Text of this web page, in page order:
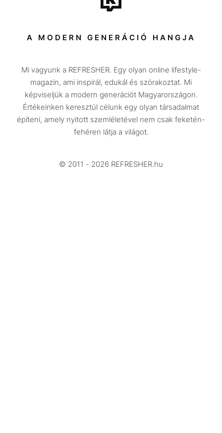
Sport
Társadalom
Utazás
Életmód
Design
Beszélgetések
Videó
A MODERN GENERÁCIÓ HANGJA
Mi vagyunk a REFRESHER. Egy olyan online lifestyle-
magazin, ami inspirál, edukál és szórakoztat. Mi
képviseljük a modern generációt Magyarországon.
Értékeinken keresztül célunk egy olyan társadalmat
építeni, amely nyitott szemléletével nem csak feketén-
fehéren látja a világot.
© 2011 - 2026 REFRESHER.hu